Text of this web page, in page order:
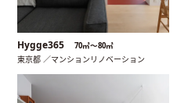
Hygge365 70㎡〜80㎡
東京都 ／マンションリノベーション